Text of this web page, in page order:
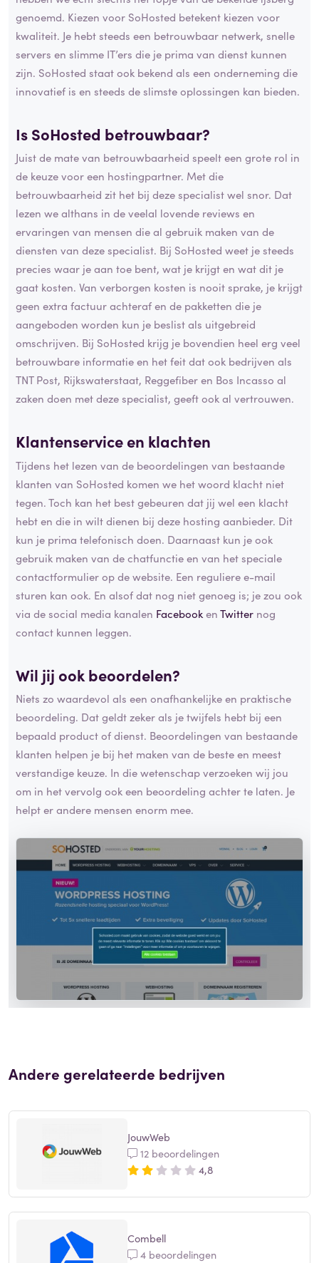
genoemd. Kiezen voor SoHosted betekent kiezen voor
kwaliteit. Je hebt steeds een betrouwbaar netwerk, snelle
servers en slimme IT’ers die je prima van dienst kunnen
zijn. SoHosted staat ook bekend als een onderneming die
innovatief is en steeds de slimste oplossingen kan bieden.
Is SoHosted betrouwbaar?
Juist de mate van betrouwbaarheid speelt een grote rol in
de keuze voor een hostingpartner. Met die
betrouwbaarheid zit het bij deze specialist wel snor. Dat
lezen we althans in de veelal lovende reviews en
ervaringen van mensen die al gebruik maken van de
diensten van deze specialist. Bij SoHosted weet je steeds
precies waar je aan toe bent, wat je krijgt en wat dit je
gaat kosten. Van verborgen kosten is nooit sprake, je krijgt
geen extra factuur achteraf en de pakketten die je
aangeboden worden kun je beslist als uitgebreid
omschrijven. Bij SoHosted krijg je bovendien heel erg veel
betrouwbare informatie en het feit dat ook bedrijven als
TNT Post, Rijkswaterstaat, Reggefiber en Bos Incasso al
zaken doen met deze specialist, geeft ook al vertrouwen.
Klantenservice en klachten
Tijdens het lezen van de beoordelingen van bestaande
klanten van SoHosted komen we het woord klacht niet
tegen. Toch kan het best gebeuren dat jij wel een klacht
hebt en die in wilt dienen bij deze hosting aanbieder. Dit
kun je prima telefonisch doen. Daarnaast kun je ook
gebruik maken van de chatfunctie en van het speciale
contactformulier op de website. Een reguliere e-mail
sturen kan ook. En alsof dat nog niet genoeg is; je zou ook
via de social media kanalen FacebookenTwitter nog
contact kunnen leggen.
Wil jij ook beoordelen?
Niets zo waardevol als een onafhankelijke en praktische
beoordeling. Dat geldt zeker als je twijfels hebt bij een
bepaald product of dienst. Beoordelingen van bestaande
klanten helpen je bij het maken van de beste en meest
verstandige keuze. In die wetenschap verzoeken wij jou
om in het vervolg ook een beoordeling achter te laten. Je
helpt er andere mensen enorm mee.
Andere gerelateerde bedrijven
JouwWeb
12 beoordelingen
4,8
Combell
4 beoordelingen